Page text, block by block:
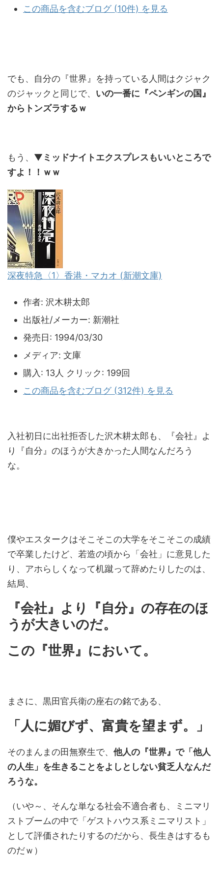
この商品を含むブログ (10件) を見る
でも、自分の『世界』を持っている人間はクジャク
のジャックと同じで、 いの一番に『ペンギンの国』
からトンズラするｗ
もう、▼ ミッドナイトエクスプレスもいいところで
すよ！！ｗｗ
深夜特急〈1〉香港・マカオ (新潮文庫)
作者: 沢木耕太郎
出版社/メーカー: 新潮社
発売日: 1994/03/30
メディア: 文庫
購入 : 13人 クリック: 199回
この商品を含むブログ (312件) を見る
入社初日に出社拒否した沢木耕太郎も、『会社』よ
り『自分』のほうが大きかった人間なんだろう
な。
僕やエスタークはそこそこの大学をそこそこの成績
で卒業したけど、若造の頃から「会社」に意見した
り、アホらしくなって机蹴って辞めたりしたのは、
結局、
『会社』より『自分』の存在のほ
うが大きいのだ。
この『世界』において。
まさに、黒田官兵衛の座右の銘である、
「人に媚びず、富貴を望まず。」
そのまんまの田無寮生で、 他人の『世界』で「他人
の人生」を生きることをよしとしない貧乏人なんだ
ろうな。
（いや～、そんな単なる社会不適合者も、ミニマリ
ストブームの中で「ゲストハウス系ミニマリスト」
として評価されたりするのだから、長生きはするも
のだｗ）